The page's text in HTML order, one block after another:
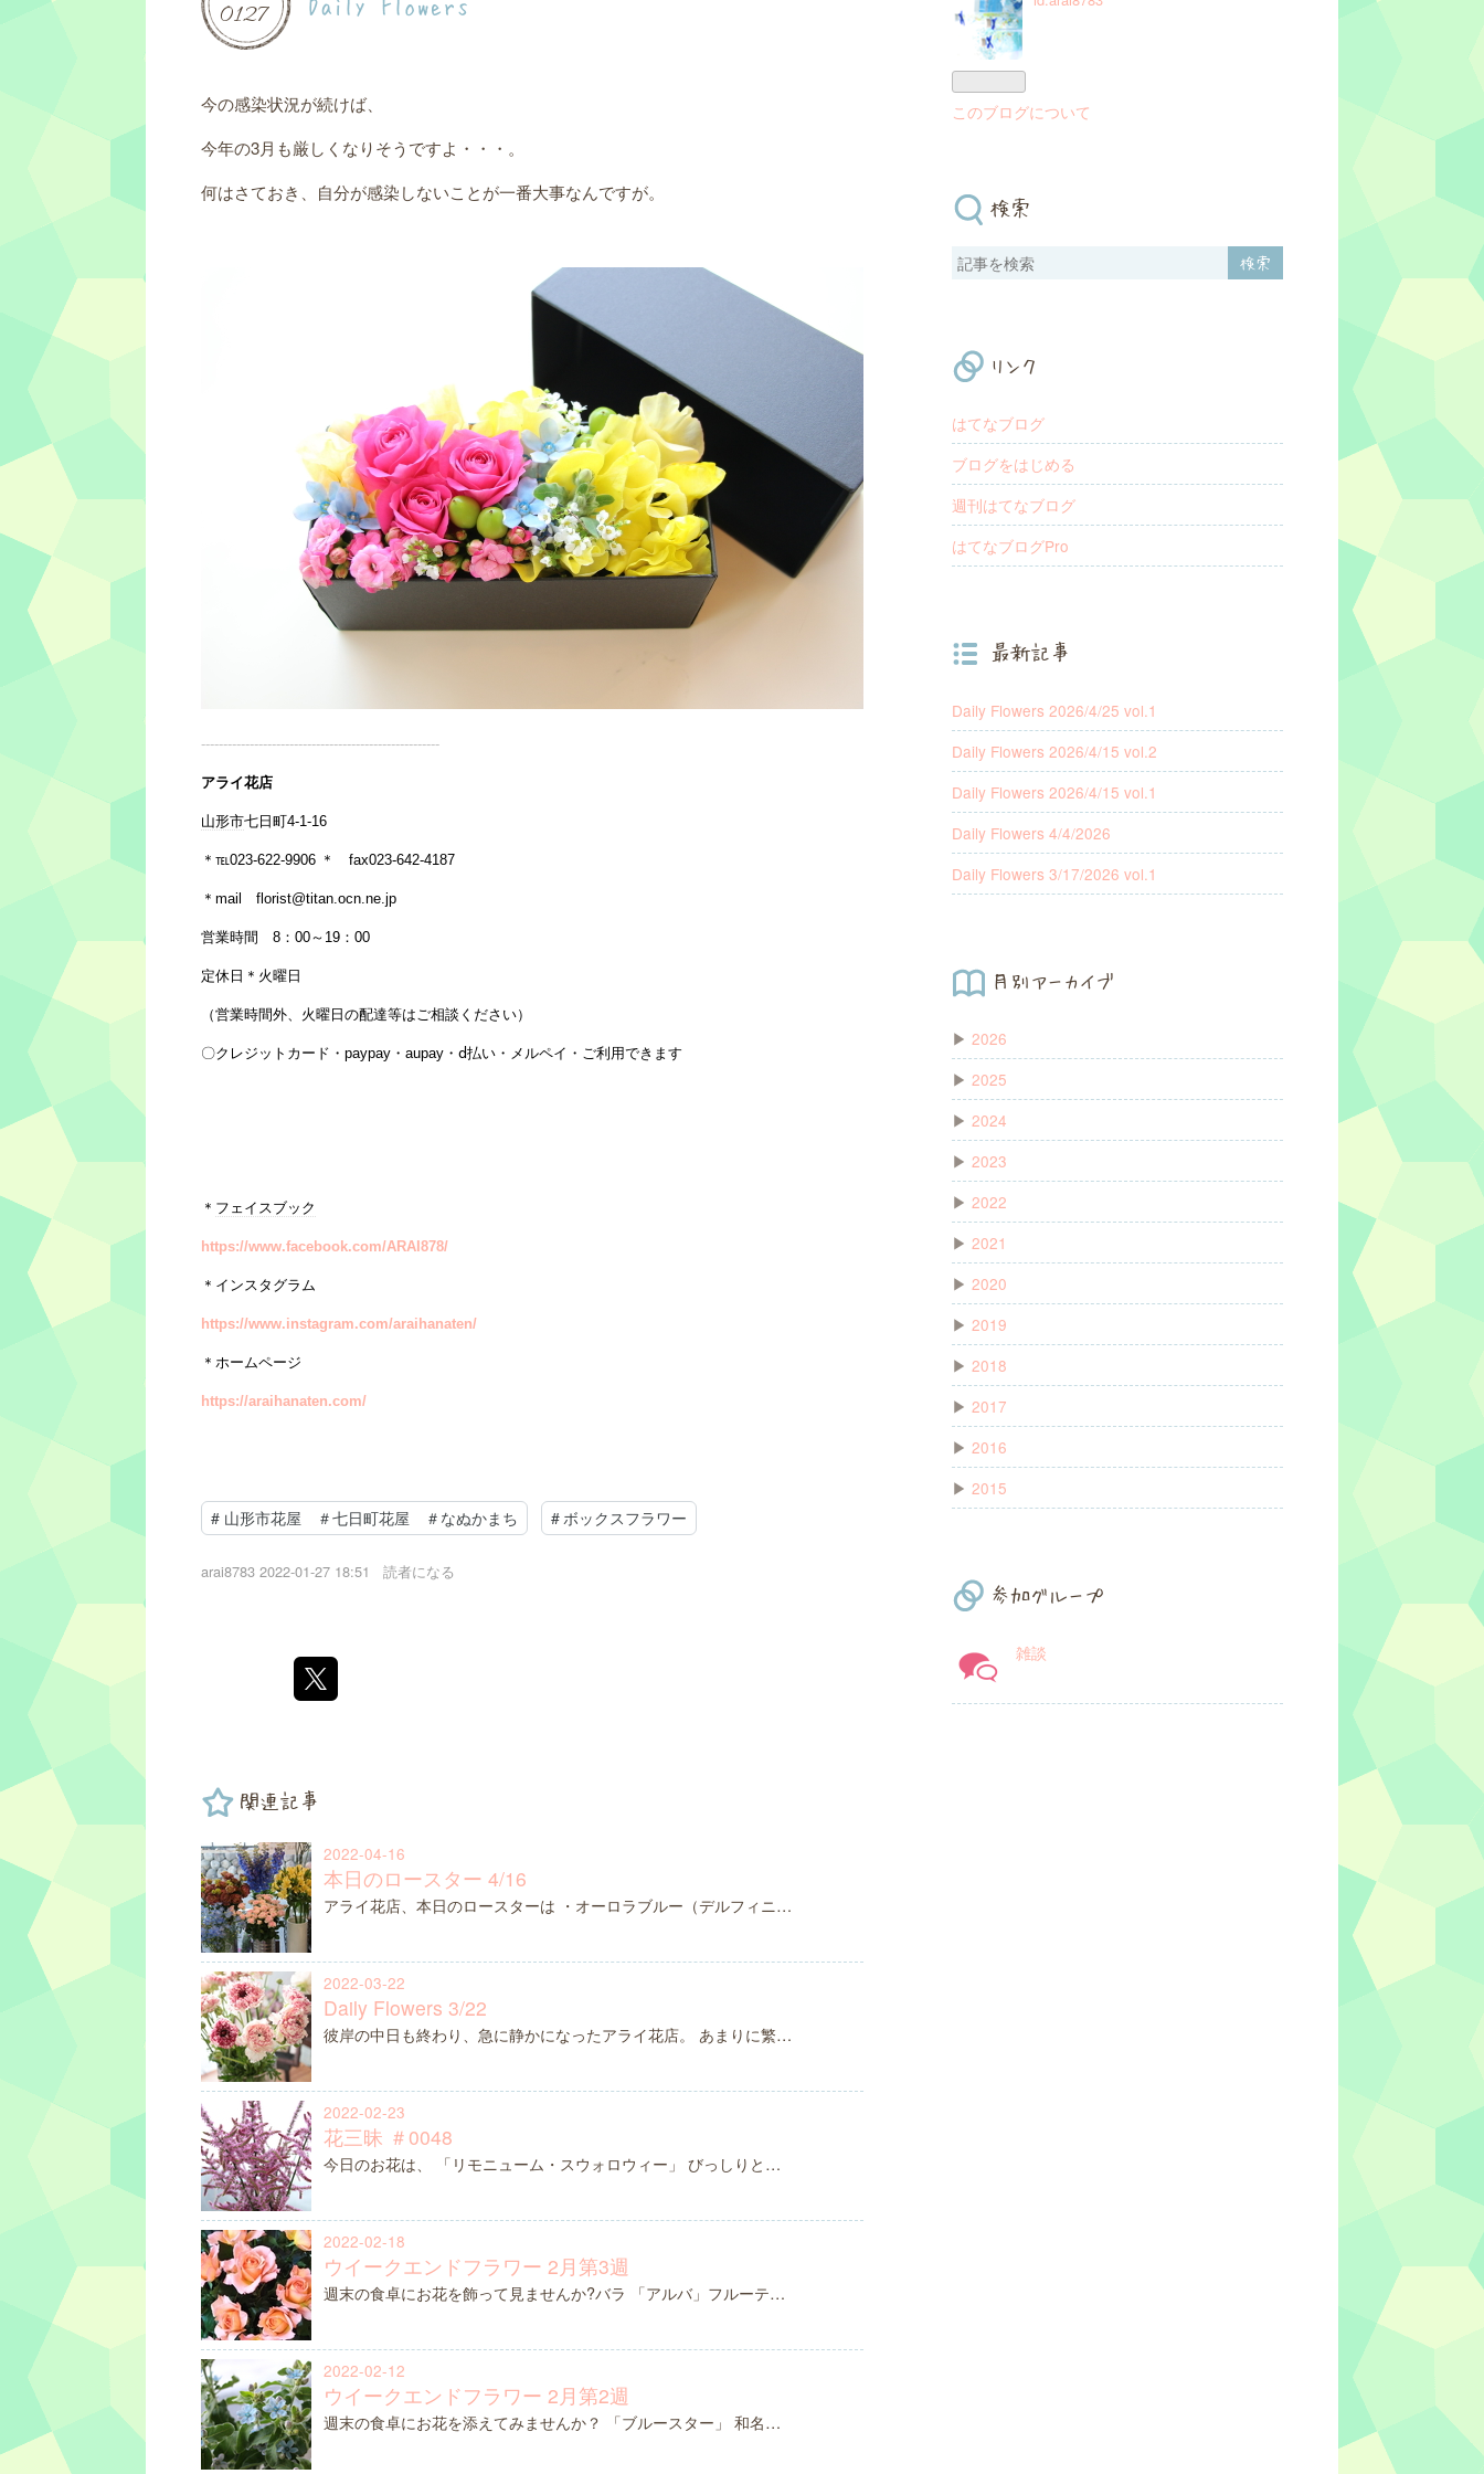
0127
今の感染状況が続けば、
今年の3月も厳しくなりそうですよ・・・。
何はさておき、自分が感染しないことが一番大事なんですが。
‐‐‐‐‐‐‐‐‐‐‐‐‐‐‐‐‐‐‐‐‐‐‐‐‐‐‐‐‐‐‐‐‐‐‐‐‐‐‐‐‐‐‐‐‐‐‐‐‐‐‐‐‐‐
アライ花店
山形市七日町4-1-16
＊℡023-622-9906 ＊ fax023-642-4187
＊mail florist@titan.ocn.ne.jp
営業時間 8：00～19：00
定休日＊火曜日
（営業時間外、火曜日の配達等はご相談ください）
〇クレジットカード・paypay・aupay・ⅾ払い・メルペイ・ご利用できます
＊ フェイスブック
https://www.facebook.com/ARAI878/
＊インスタグラム
https://www.instagram.com/araihanaten/
＊ホームページ
https://araihanaten.com/
# 山形市花屋 ＃七日町花屋 ＃なぬかまち #ボックスフラワー
arai8783 2022-01-27 18:51 読者になる
関連記事
2022-04-16
本日のロースター 4/16
アライ花店、本日のロースターは ・オーロラブルー（デルフィニ…
2022-03-22
Daily Flowers 3/22
彼岸の中日も終わり、急に静かになったアライ花店。 あまりに繁…
2022-02-23
花三昧 ＃0048
今日のお花は、 「リモニューム・スウォロウィー」 びっしりと…
2022-02-18
ウイークエンドフラワー 2月第3週
週末の食卓にお花を飾って見ませんか?バラ 「アルバ」フルーテ…
2022-02-12
ウイークエンドフラワー 2月第2週
週末の食卓にお花を添えてみませんか？ 「ブルースター」 和名…
このブログについて
検索
リンク
はてなブログ
ブログをはじめる
週刊はてなブログ
はてなブログPro
最新記事
Daily Flowers 2026/4/25 vol.1
Daily Flowers 2026/4/15 vol.2
Daily Flowers 2026/4/15 vol.1
Daily Flowers 4/4/2026
Daily Flowers 3/17/2026 vol.1
月別アーカイブ
▶ 2026
▶ 2025
▶ 2024
▶ 2023
▶ 2022
▶ 2021
▶ 2020
▶ 2019
▶ 2018
▶ 2017
▶ 2016
▶ 2015
参加グループ
雑談